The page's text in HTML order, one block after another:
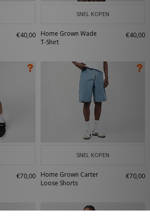
€40,00
SNEL KOPEN
Home Grown Wade
T-Shirt
€40,00
€70,00
SNEL KOPEN
Home Grown Carter
Loose Shorts
€70,00